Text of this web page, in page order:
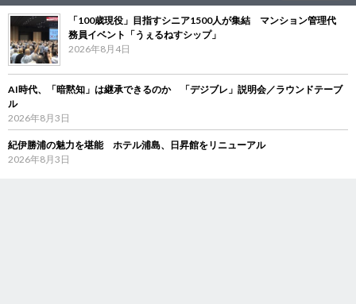
「100歳現役」目指すシニア1500人が集結 マンション管理代
務員イベント「うぇるねすシップ」
2026年8月4日
AI時代、「暗黙知」は継承できるのか 「デジブレ」説明会／ラウンドテーブ
ル
2026年8月3日
紀伊勝浦の魅力を堪能 ホテル浦島、日昇館をリニューアル
2026年8月3日